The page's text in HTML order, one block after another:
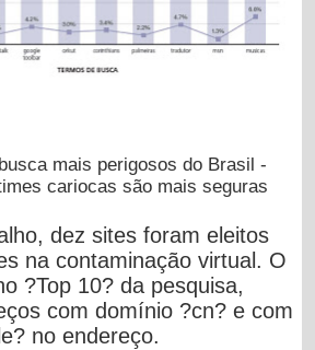
mais perigosos do Brasil -
cariocas são mais seguras
dez sites foram eleitos
na contaminação virtual. O
?Top 10? da pesquisa,
com domínio ?cn? e com
no endereço.